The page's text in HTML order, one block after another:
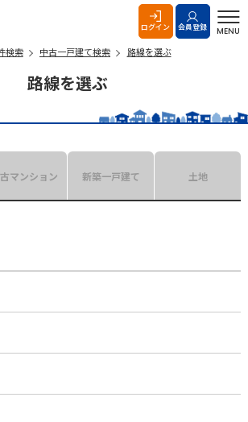
ログイン 会員登録 MENU
検索 中古一戸建て検索 路線を選ぶ
路線を選ぶ
マンション 新築一戸建て 土地